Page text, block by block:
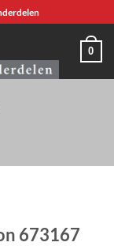
0
673167